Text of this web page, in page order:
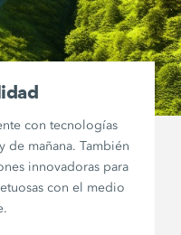
con tecnologías
de mañana. También
innovadoras para
con el medio